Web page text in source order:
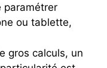
paramétrer
ou tablette,
gros calculs, un